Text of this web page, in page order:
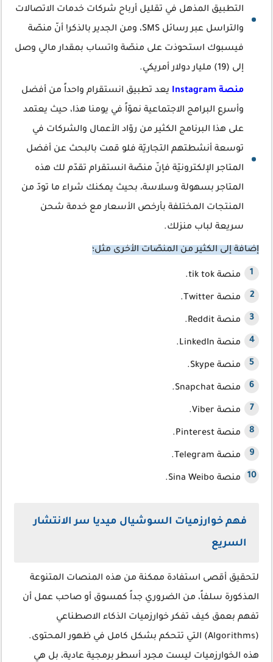
التطبيق المذهل في تقليل أرباح شركات خدمات الاتصالات
والتراسل عبر رسائل SMS، ومن الجدير بالذكر! أنّ منصّة
فيسبوك استحوذت على منصّة واتساب بمقدار مالي وصل
إلى (19) مليار دولار أمريكي.
منصة Instagram
يعد تطبيق انستقرام واحداً من أفضل
وأسرع البرامج الاجتماعية نموّاً في يومنا هذا، حيث يعتمد
على هذا البرنامج الكثير من روّاد الأعمال والشركات في
توسعة أنشطتهم التجاريّة فلو قمت بالبحث عن أفضل
المتاجر الإلكترونيّة فإنّ منصّة انستقرام تقدّم لك هذه
المتاجر بسهولة وسلاسة، بحيث يمكنك شراء ما تودّ من
المنتجات المختلفة بأرخص الأسعار مع خدمة شحن
سريعة لباب منزلك.
إضافة إلى الكثير من المنصّات الأخرى مثل؛
منصة tik tok.
منصة Twitter.
منصة Reddit.
منصة LinkedIn.
منصة Skype.
منصة Snapchat.
منصة Viber.
منصة Pinterest.
منصة Telegram.
منصة Sina Weibo.
فهم خوارزميات السوشيال ميديا سر الانتشار
السريع
لتحقيق أقصى استفادة ممكنة من هذه المنصات المتنوعة
المذكورة سلفاً، من الضروري جداً كمسوق أو صاحب عمل أن
تفهم بعمق كيف تفكر خوارزميات الذكاء الاصطناعي
(Algorithms) التي تتحكم بشكل كامل في ظهور المحتوى.
هذه الخوارزميات ليست مجرد أسطر برمجية عادية، بل هي